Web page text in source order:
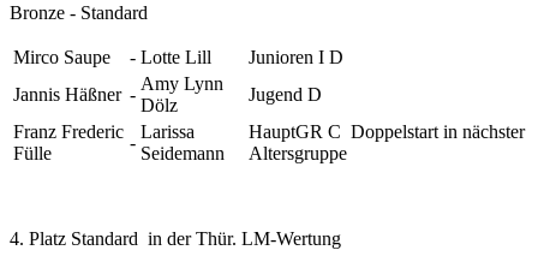
Bronze - Standard
Mirco Saupe - Lotte Lill
Junioren I D
Jannis Häßner -
Amy Lynn
Dölz
Jugend D
Franz Frederic
Fülle
-
Larissa
Seidemann
HauptGR C Doppelstart in nächster
Altersgruppe
4. Platz Standard in der Thür. LM-Wertung